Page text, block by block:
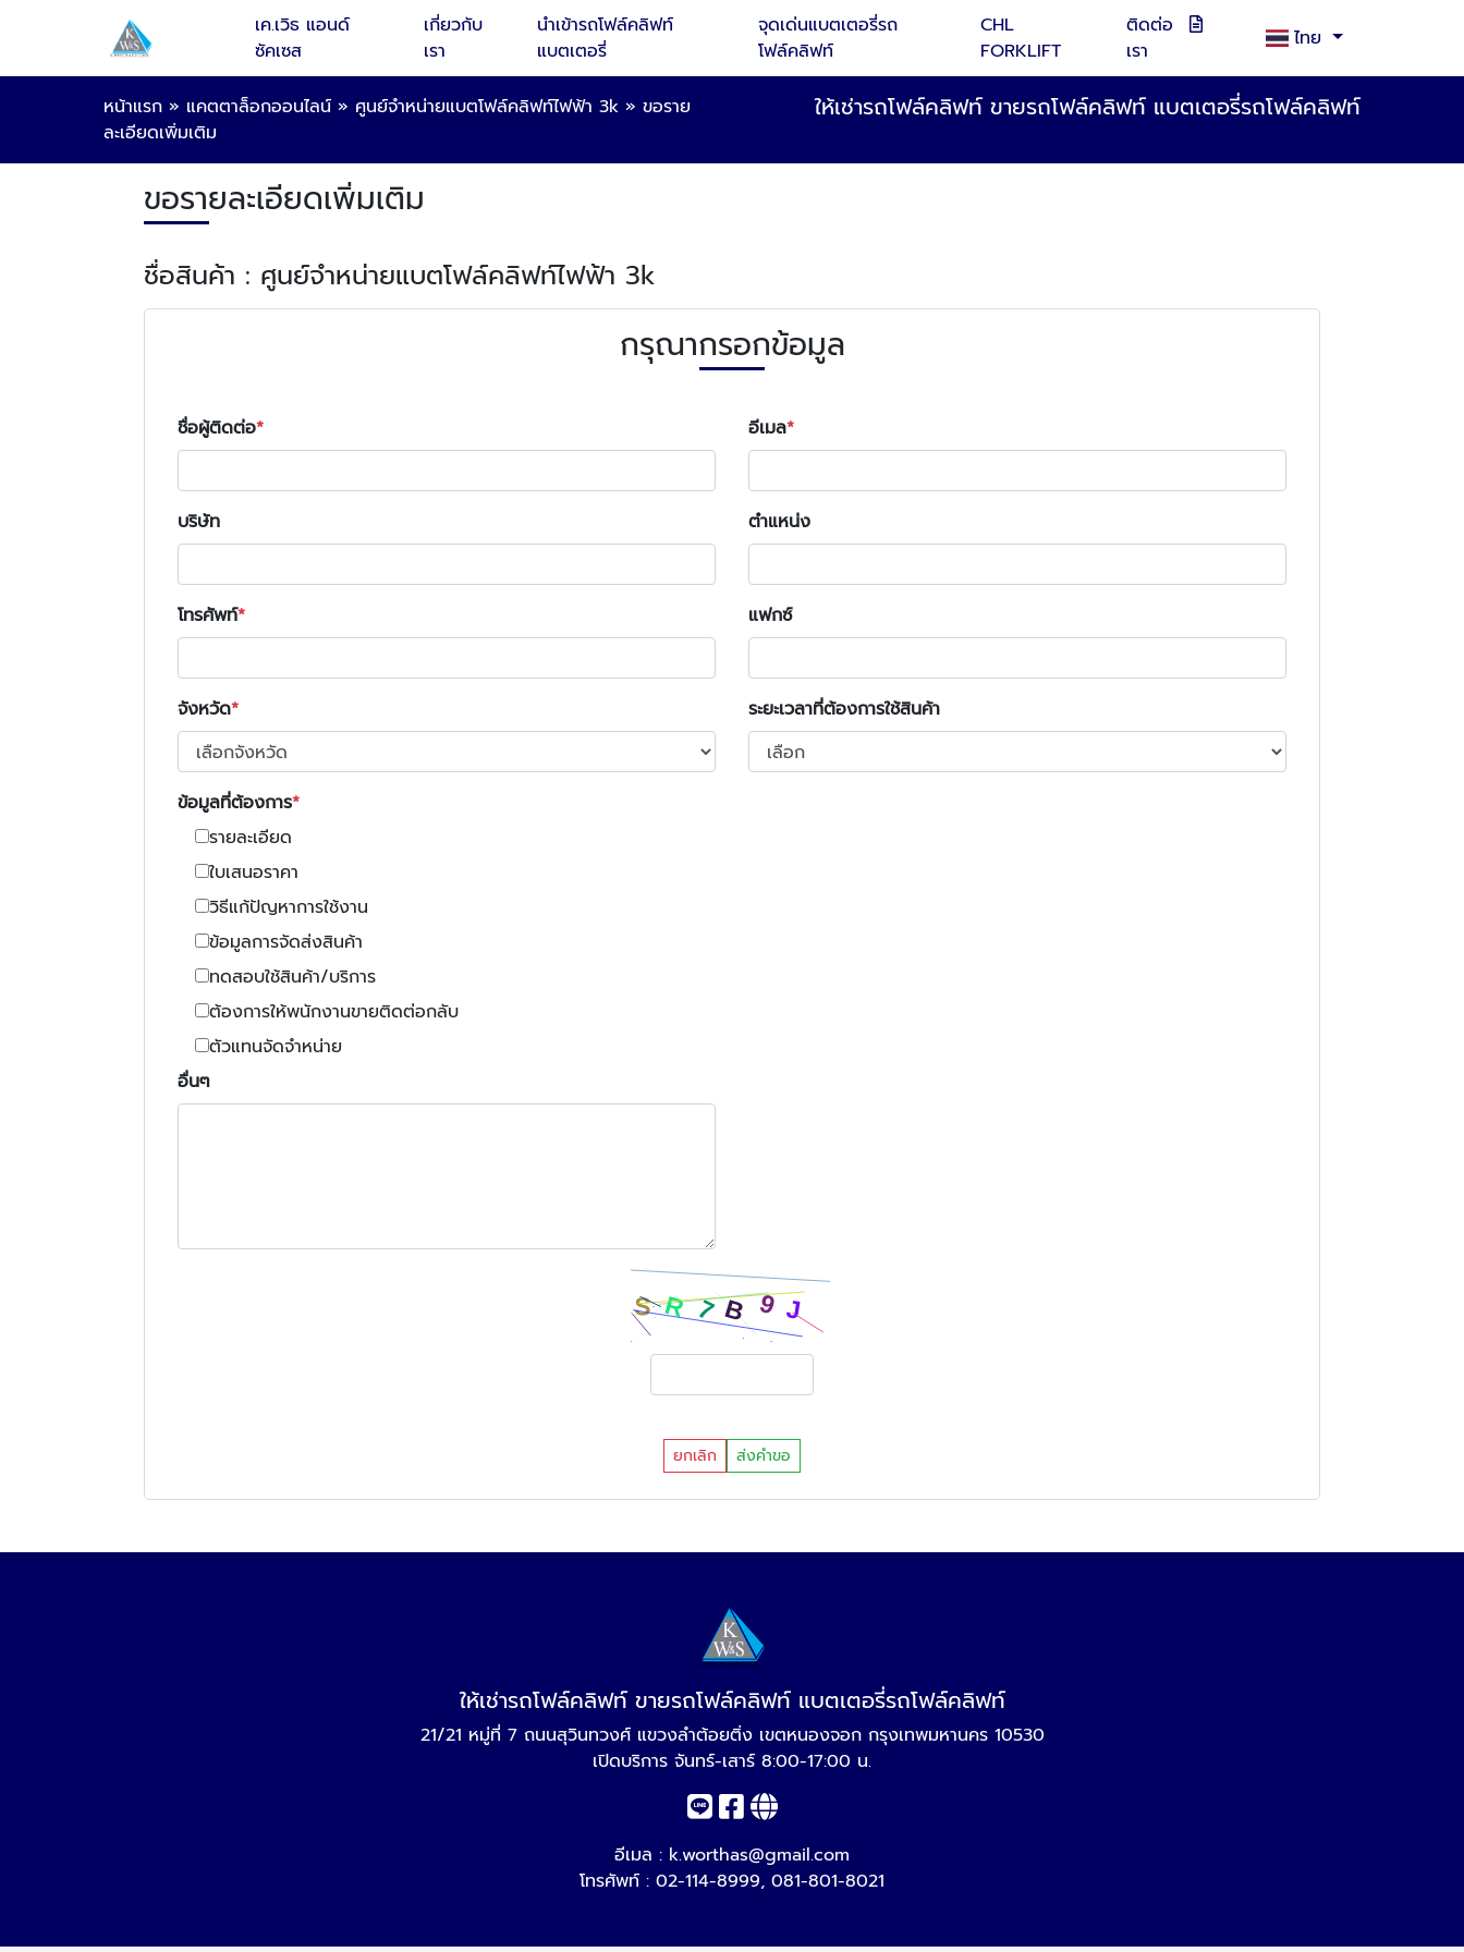
เค.เวิธ แอนด์
ซัคเซส
เกี่ยวกับ
เรา
นำเข้ารถโฟล์คลิฟท์
แบตเตอรี่
จุดเด่นแบตเตอรี่รถ
โฟล์คลิฟท์
CHL
FORKLIFT
ติดต่อ
เรา
ไทย
หน้าแรก » แคตตาล็อกออนไลน์ » ศูนย์จำหน่ายแบตโฟล์คลิฟท์ไฟฟ้า 3k » ขอราย
ละเอียดเพิ่มเติม
ให้เช่ารถโฟล์คลิฟท์ ขายรถโฟล์คลิฟท์ แบตเตอรี่รถโฟล์คลิฟท์
ขอรายละเอียดเพิ่มเติม
ชื่อสินค้า : ศูนย์จำหน่ายแบตโฟล์คลิฟท์ไฟฟ้า 3k
กรุณากรอกข้อมูล
ชื่อผู้ติดต่อ อีเมล
บริษัท ตำแหน่ง
โทรศัพท์ แฟกซ์
จังหวัด ระยะเวลาที่ต้องการใช้สินค้า
ข้อมูลที่ต้องการ
รายละเอียด
ใบเสนอราคา
วิธีแก้ปัญหาการใช้งาน
ข้อมูลการจัดส่งสินค้า
ทดสอบใช้สินค้า/บริการ
ต้องการให้พนักงานขายติดต่อกลับ
ตัวแทนจัดจำหน่าย
อื่นๆ
ยกเลิก ส่งคำขอ
ให้เช่ารถโฟล์คลิฟท์ ขายรถโฟล์คลิฟท์ แบตเตอรี่รถโฟล์คลิฟท์
21/21 หมู่ที่ 7 ถนนสุวินทวงศ์ แขวงลำต้อยติ่ง เขตหนองจอก กรุงเทพมหานคร 10530
เปิดบริการ จันทร์-เสาร์ 8:00-17:00 น.
อีเมล : k.worthas@gmail.com
โทรศัพท์ : 02-114-8999, 081-801-8021